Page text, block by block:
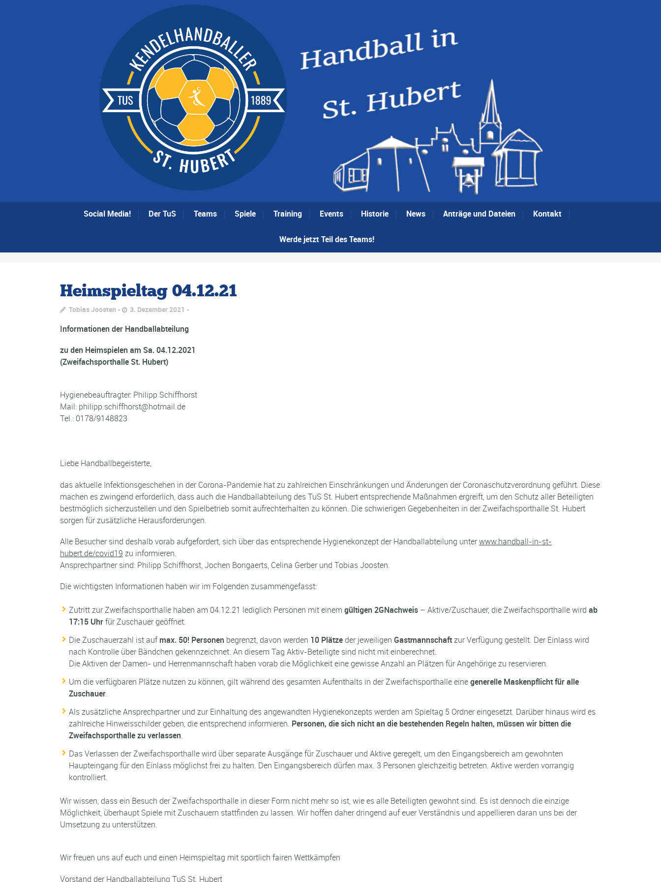
Social Media! Der TuS Teams Spiele Training Events Historie News Anträge und Dateien Kontakt
Werde jetzt Teil des Teams!
Heimspieltag 04.12.21
Tobias Joosten 3. Dezember 2021
Informationen der Handballabteilung
zu den Heimspielen am Sa. 04.12.2021
(Zweifachsporthalle St. Hubert)
Hygienebeauftragter: Philipp Schiffhorst
Mail: philipp.schiffhorst@hotmail.de
Tel.: 0178/9148823
Liebe Handballbegeisterte,
das aktuelle Infektionsgeschehen in der Corona-Pandemie hat zu zahlreichen Einschränkungen und Änderungen der Coronaschutzverordnung geführt. Diese
machen es zwingend erforderlich, dass auch die Handballabteilung des TuS St. Hubert entsprechende Maßnahmen ergreift, um den Schutz aller Beteiligten
bestmöglich sicherzustellen und den Spielbetrieb somit aufrechterhalten zu können. Die schwierigen Gegebenheiten in der Zweifachsporthalle St. Hubert
sorgen für zusätzliche Herausforderungen.
Alle Besucher sind deshalb vorab aufgefordert, sich über das entsprechende Hygienekonzept der Handballabteilung unterwww.handball-in-st-
hubert.de/covid19 zu informieren.
Ansprechpartner sind: Philipp Schiffhorst, Jochen Bongaerts, Celina Gerber und Tobias Joosten.
Die wichtigsten Informationen haben wir im Folgenden zusammengefasst:
Zutritt zur Zweifachsporthalle haben am 04.12.21 lediglich Personen mit einem gültigen 2GNachweis – Aktive/Zuschauer, die Zweifachsporthalle wird ab
17:15 Uhrfür Zuschauer geöffnet.
Die Zuschauerzahl ist aufmax. 50! Personen begrenzt, davon werden 10 Plätze der jeweiligen Gastmannschaftzur Verfügung gestellt. Der Einlass wird
nach Kontrolle über Bändchen gekennzeichnet. An diesem Tag Aktiv-Beteiligte sind nicht mit einberechnet.
Die Aktiven der Damen- und Herrenmannschaft haben vorab die Möglichkeit eine gewisse Anzahl an Plätzen für Angehörige zu reservieren.
Um die verfügbaren Plätze nutzen zu können, gilt während des gesamten Aufenthalts in der Zweifachsporthalle einegenerelle Maskenpflicht für alle
Zuschauer.
Als zusätzliche Ansprechpartner und zur Einhaltung des angewandten Hygienekonzepts werden am Spieltag 5 Ordner eingesetzt. Darüber hinaus wird es
zahlreiche Hinweisschilder geben, die entsprechend informieren. Personen, die sich nicht an die bestehenden Regeln halten, müssen wir bitten die
Zweifachsporthalle zu verlassen.
Das Verlassen der Zweifachsporthalle wird über separate Ausgänge für Zuschauer und Aktive geregelt, um den Eingangsbereich am gewohnten
Haupteingang für den Einlass möglichst frei zu halten. Den Eingangsbereich dürfen max. 3 Personen gleichzeitig betreten. Aktive werden vorrangig
kontrolliert.
Wir wissen, dass ein Besuch der Zweifachsporthalle in dieser Form nicht mehr so ist, wie es alle Beteiligten gewohnt sind. Es ist dennoch die einzige
Möglichkeit, überhaupt Spiele mit Zuschauern stattfinden zu lassen. Wir hoffen daher dringend auf euer Verständnis und appellieren daran uns bei der
Umsetzung zu unterstützen.
Wir freuen uns auf euch und einen Heimspieltag mit sportlich fairen Wettkämpfen
Vorstand der Handballabteilung TuS St. Hubert